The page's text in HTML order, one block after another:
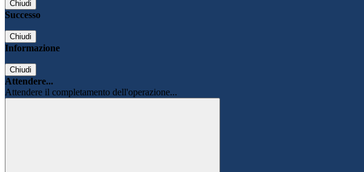
Chiudi
Successo
Chiudi
Informazione
Chiudi
Attendere...
Attendere il completamento dell'operazione...